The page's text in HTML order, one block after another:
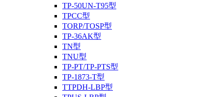
TP-50UN-T95型
TPCC型
TORP/TOSP型
TP-36AK型
TN型
TNU型
TP-PT/TP-PTS型
TP-1873-T型
TTPDH-LBP型